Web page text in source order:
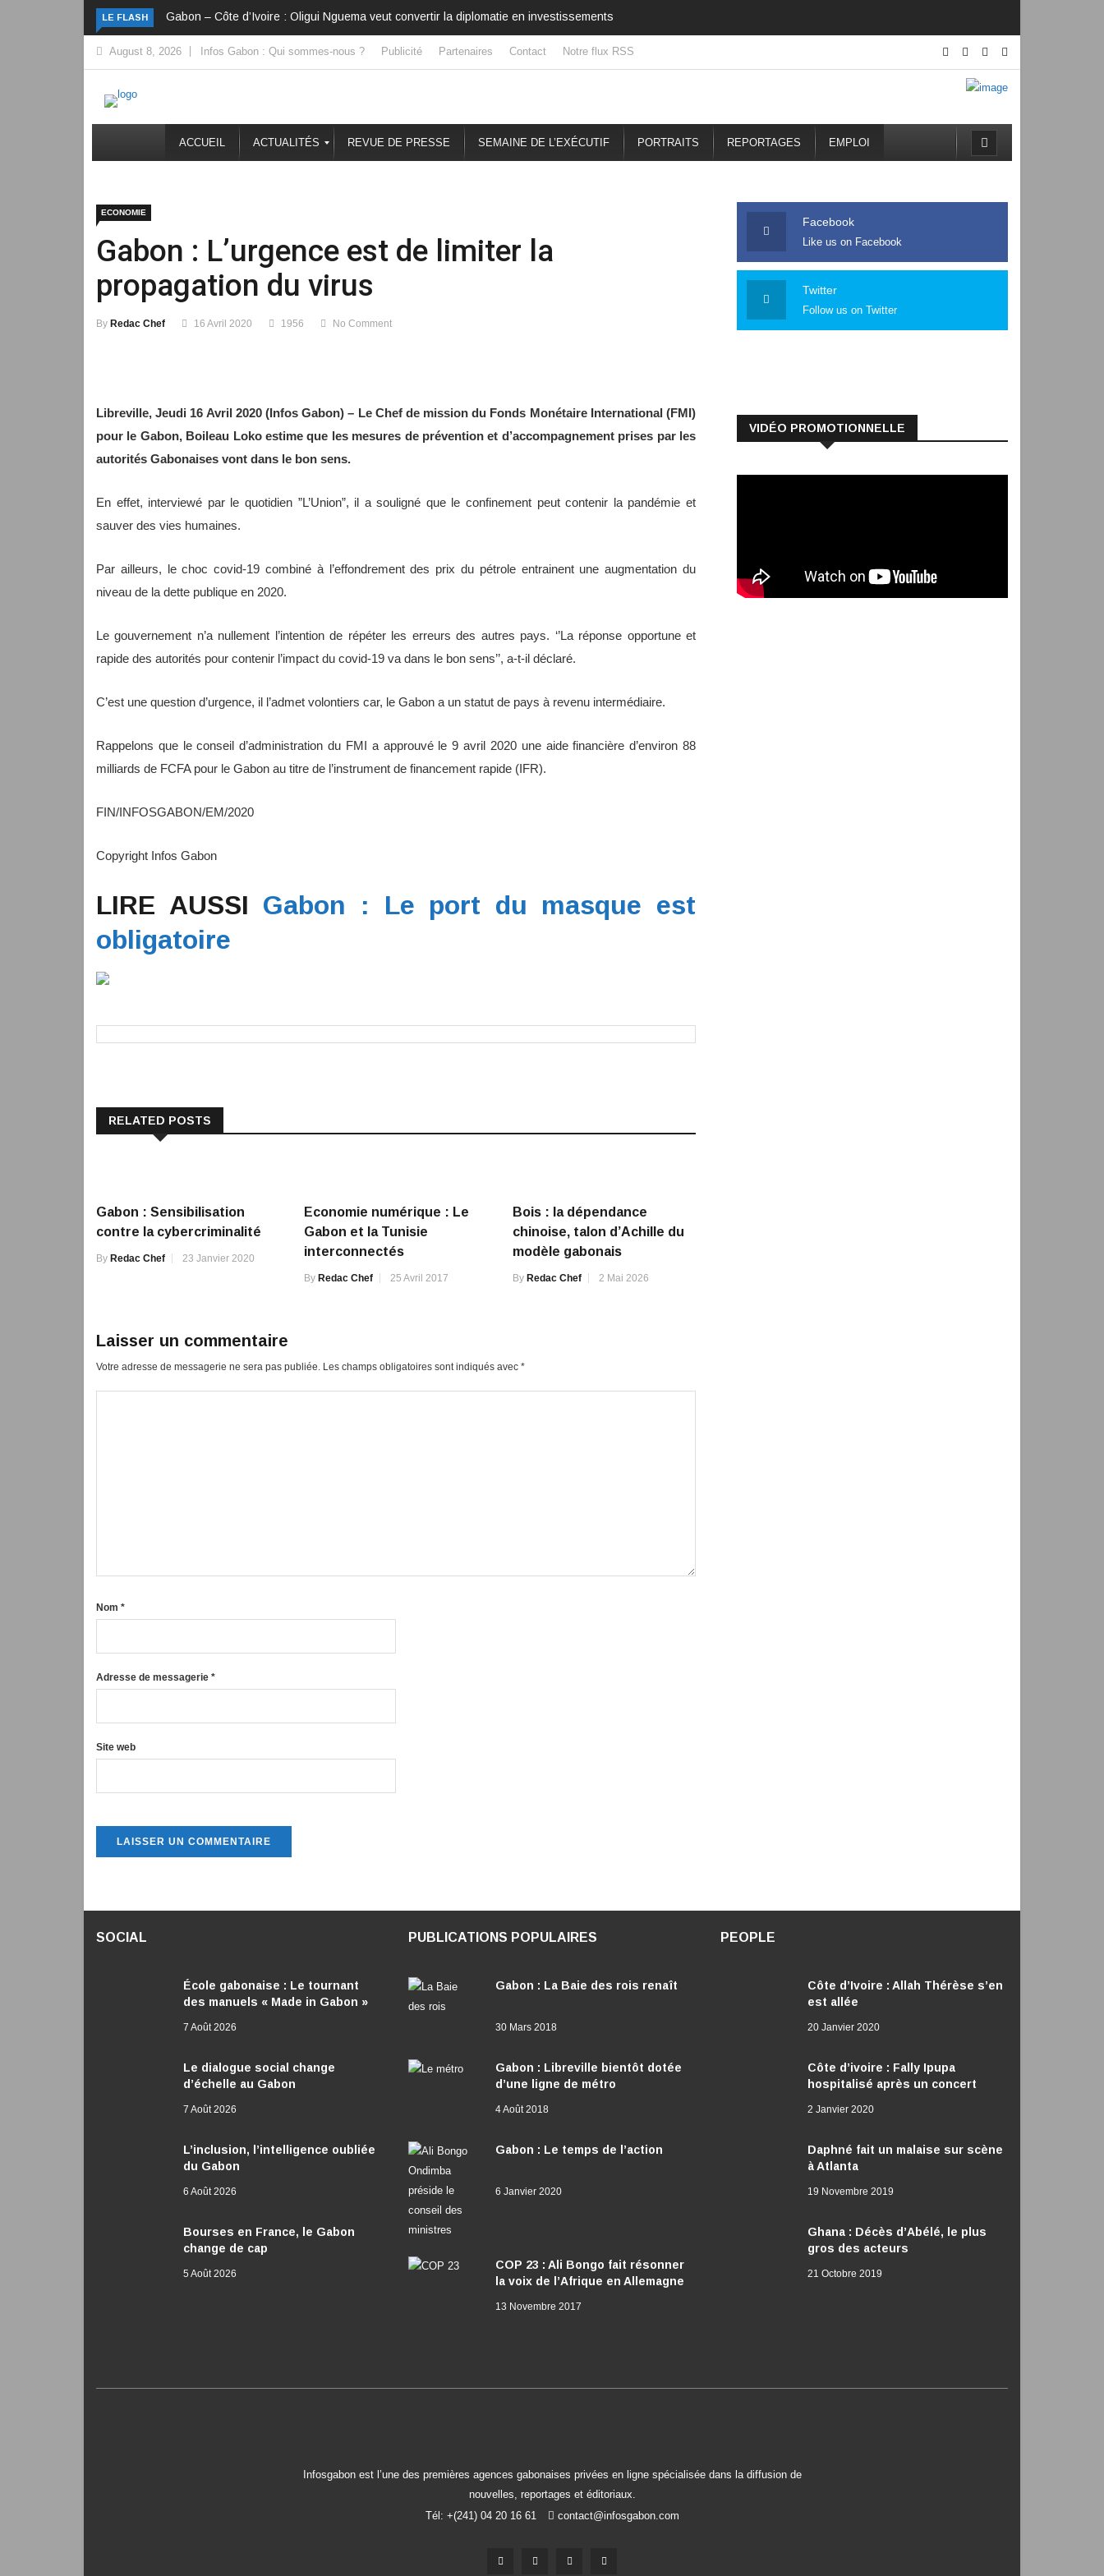
LE FLASH Gabon – Côte d’Ivoire : Oligui Nguema veut convertir la diplomatie en investissements
August 8, 2026 Infos Gabon : Qui sommes-nous ? Publicité Partenaires Contact Notre flux RSS
ACCUEIL ACTUALITÉS REVUE DE PRESSE SEMAINE DE L’EXÉCUTIF PORTRAITS REPORTAGES EMPLOI
ECONOMIE
Gabon : L’urgence est de limiter la
propagation du virus
By Redac Chef 16 Avril 2020 1956 No Comment
Libreville, Jeudi 16 Avril 2020 (Infos Gabon) – Le Chef de mission du Fonds Monétaire International (FMI)
pour le Gabon, Boileau Loko estime que les mesures de prévention et d’accompagnement prises par les
autorités Gabonaises vont dans le bon sens.
En effet, interviewé par le quotidien ”L’Union”, il a souligné que le confinement peut contenir la pandémie et
sauver des vies humaines.
Par ailleurs, le choc covid-19 combiné à l’effondrement des prix du pétrole entrainent une augmentation du
niveau de la dette publique en 2020.
Le gouvernement n’a nullement l’intention de répéter les erreurs des autres pays. ‘’La réponse opportune et
rapide des autorités pour contenir l’impact du covid-19 va dans le bon sens’’, a-t-il déclaré.
C’est une question d’urgence, il l’admet volontiers car, le Gabon a un statut de pays à revenu intermédiaire.
Rappelons que le conseil d’administration du FMI a approuvé le 9 avril 2020 une aide financière d’environ 88
milliards de FCFA pour le Gabon au titre de l’instrument de financement rapide (IFR).
FIN/INFOSGABON/EM/2020
Copyright Infos Gabon
LIRE AUSSI Gabon : Le port du masque est
obligatoire
RELATED POSTS
Gabon : Sensibilisation
contre la cybercriminalité
By Redac Chef 23 Janvier 2020
Economie numérique : Le
Gabon et la Tunisie
interconnectés
By Redac Chef 25 Avril 2017
Bois : la dépendance
chinoise, talon d’Achille du
modèle gabonais
By Redac Chef 2 Mai 2026
Laisser un commentaire
Votre adresse de messagerie ne sera pas publiée. Les champs obligatoires sont indiqués avec *
Nom *
Adresse de messagerie *
Site web
Facebook
Like us on Facebook
Twitter
Follow us on Twitter
VIDÉO PROMOTIONNELLE
SOCIAL
École gabonaise : Le tournant
des manuels « Made in Gabon »
7 Août 2026
Le dialogue social change
d’échelle au Gabon
7 Août 2026
L’inclusion, l’intelligence oubliée
du Gabon
6 Août 2026
Bourses en France, le Gabon
change de cap
5 Août 2026
PUBLICATIONS POPULAIRES
Gabon : La Baie des rois renaît
30 Mars 2018
Gabon : Libreville bientôt dotée
d’une ligne de métro
4 Août 2018
Gabon : Le temps de l’action
6 Janvier 2020
COP 23 : Ali Bongo fait résonner
la voix de l’Afrique en Allemagne
13 Novembre 2017
PEOPLE
Côte d’Ivoire : Allah Thérèse s’en
est allée
20 Janvier 2020
Côte d’ivoire : Fally Ipupa
hospitalisé après un concert
2 Janvier 2020
Daphné fait un malaise sur scène
à Atlanta
19 Novembre 2019
Ghana : Décès d’Abélé, le plus
gros des acteurs
21 Octobre 2019
Infosgabon est l’une des premières agences gabonaises privées en ligne spécialisée dans la diffusion de
nouvelles, reportages et éditoriaux.
Tél: +(241) 04 20 16 61
contact@infosgabon.com